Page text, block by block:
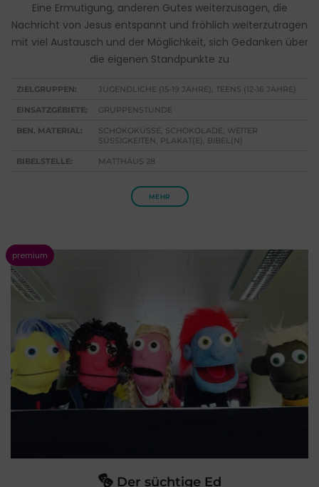
Eine Ermutigung, anderen Gutes weiterzusagen, die
Nachricht von Jesus entspannt und fröhlich weiterzutragen
mit viel Austausch und der Möglichkeit, sich Gedanken über
die eigenen Standpunkte zu
ZIELGRUPPEN: JUGENDLICHE (15-19 JAHRE), TEENS (12-16 JAHRE)
EINSATZGEBIETE: GRUPPENSTUNDE
BEN. MATERIAL:
SCHOKOKÜSSE, SCHOKOLADE, WEITER
SÜSSIGKEITEN, PLAKAT(E), BIBEL(N)
BIBELSTELLE: MATTHÄUS 28
MEHR
Der süchtige Ed